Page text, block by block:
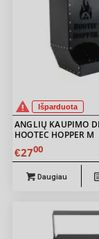
Išparduota
ANGLIŲ KAUPIMO
HOOTEC HOPPER M
€2700
Daugiau